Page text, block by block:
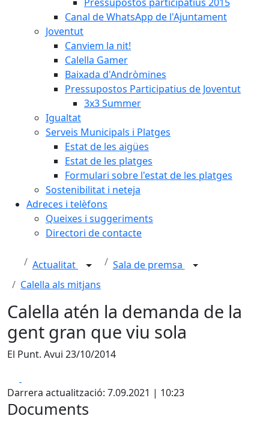
Canal de WhatsApp de l'Ajuntament
Joventut
Canviem la nit!
Calella Gamer
Baixada d'Andròmines
Pressupostos Participatius de Joventut
3x3 Summer
Igualtat
Serveis Municipals i Platges
Estat de les aigües
Estat de les platges
Formulari sobre l'estat de les platges
Sostenibilitat i neteja
Adreces i telèfons
Queixes i suggeriments
Directori de contacte
Actualitat
Sala de premsa
Calella als mitjans
Calella atén la demanda de la
gent gran que viu sola
El Punt. Avui 23/10/2014
Darrera actualització: 7.09.2021 | 10:23
Documents